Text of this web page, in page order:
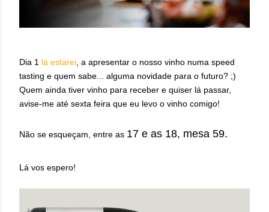
Dia 1 lá estarei , a apresentar o nosso vinho numa speed
tasting e quem sabe... alguma novidade para o futuro? ;)
Quem ainda tiver vinho para receber e quiser lá passar,
avise-me até sexta feira que eu levo o vinho comigo!
Não se esqueçam, entre as 17 e as 18, mesa 59.
Lá vos espero!